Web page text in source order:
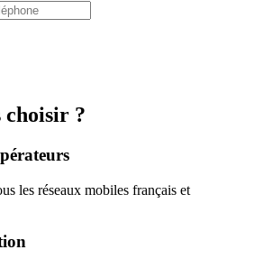
choisir ?
les réseaux mobiles français et